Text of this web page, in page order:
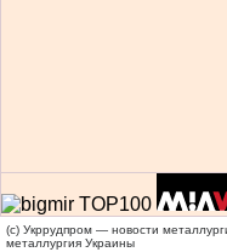
(c) Укррудпром — новости
металлургия Украины